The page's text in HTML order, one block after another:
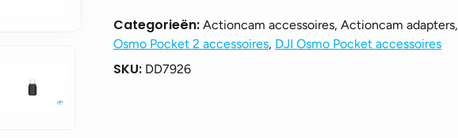
Categorieën: Actioncam accessoires, Actioncam adapters,
Osmo Pocket 2 accessoires, DJI Osmo Pocket accessoires
SKU: DD7926